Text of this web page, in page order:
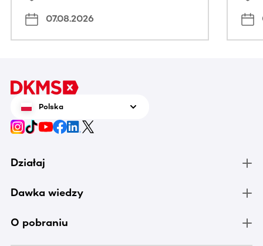
07.08.2026
Polska
Działaj
Dawka wiedzy
O pobraniu